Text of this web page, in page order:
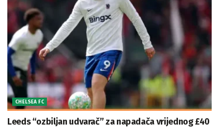
CHELSEA FC
Leeds “ozbiljan udvarač” za napadača vrijednog £40